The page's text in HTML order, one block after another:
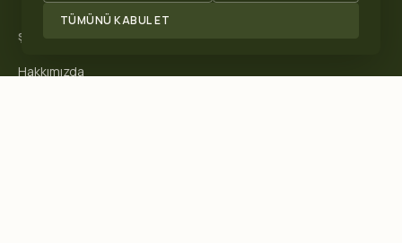
ŞIRKET
Hakkımızda
TÜMÜNÜ KABUL ET